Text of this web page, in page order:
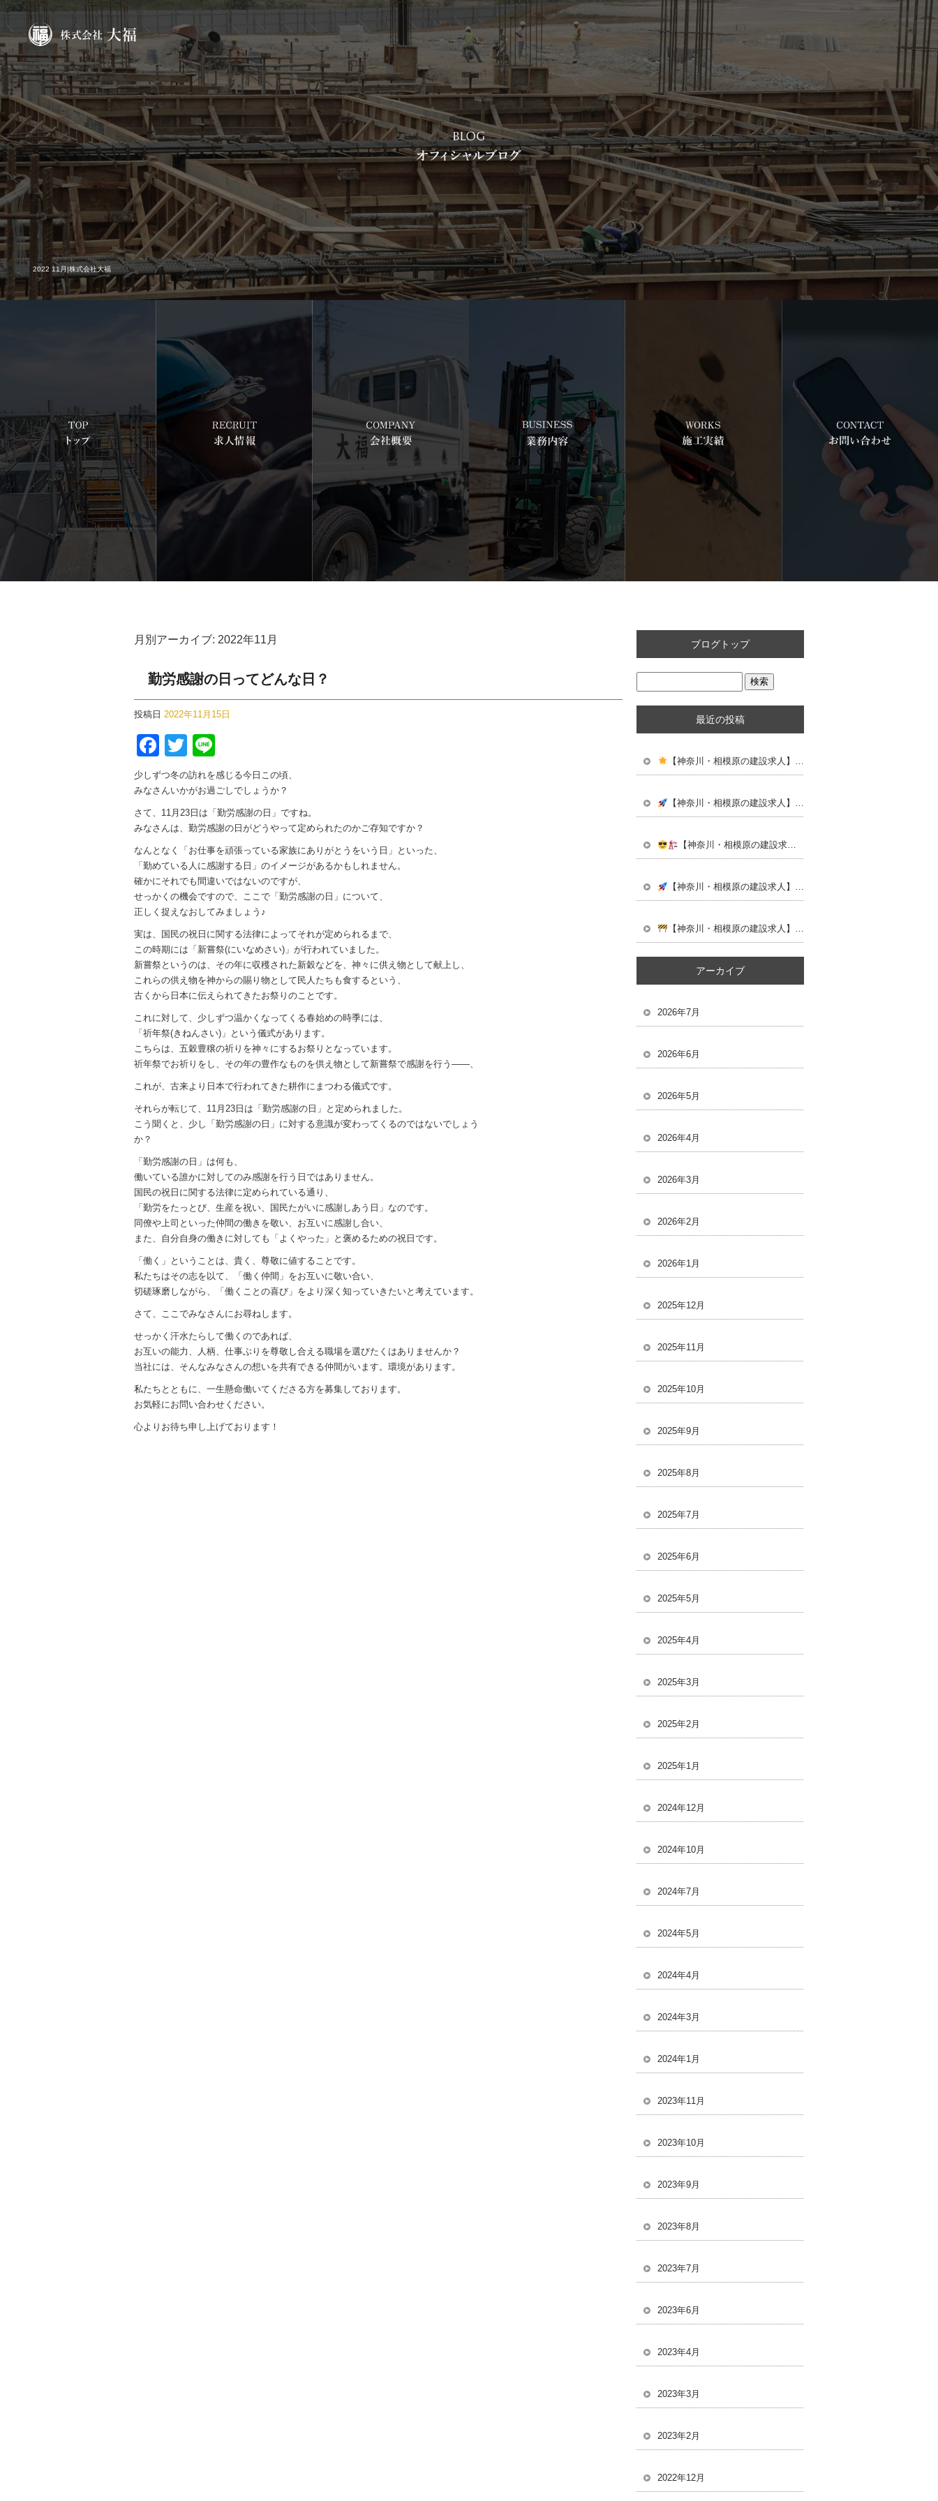
2022 11月|株式会社大福
月別アーカイブ: 2022年11月
勤労感謝の日ってどんな日？
投稿日 2022年11月15日
F
a
c
e
b
o
o
k
T
wi
tt
er
n
e
少しずつ冬の訪れを感じる今日この頃、
みなさんいかがお過ごしでしょうか？
さて、11月23日は「勤労感謝の日」ですね。
みなさんは、勤労感謝の日がどうやって定められたのかご存知ですか？
なんとなく「お仕事を頑張っている家族にありがとうをいう日」といった、
「勤めている人に感謝する日」のイメージがあるかもしれません。
確かにそれでも間違いではないのですが、
せっかくの機会ですので、ここで「勤労感謝の日」について、
正しく捉えなおしてみましょう♪
実は、国民の祝日に関する法律によってそれが定められるまで、
この時期には「新嘗祭(にいなめさい)」が行われていました。
新嘗祭というのは、その年に収穫された新穀などを、神々に供え物として献上し、
これらの供え物を神からの賜り物として民人たちも食するという、
古くから日本に伝えられてきたお祭りのことです。
これに対して、少しずつ温かくなってくる春始めの時季には、
「祈年祭(きねんさい)」という儀式があります。
こちらは、五穀豊穣の祈りを神々にするお祭りとなっています。
祈年祭でお祈りをし、その年の豊作なものを供え物として新嘗祭で感謝を行う――、
これが、古来より日本で行われてきた耕作にまつわる儀式です。
それらが転じて、11月23日は「勤労感謝の日」と定められました。
こう聞くと、少し「勤労感謝の日」に対する意識が変わってくるのではないでしょう
か？
「勤労感謝の日」は何も、
働いている誰かに対してのみ感謝を行う日ではありません。
国民の祝日に関する法律に定められている通り、
「勤労をたっとび、生産を祝い、国民たがいに感謝しあう日」なのです。
同僚や上司といった仲間の働きを敬い、お互いに感謝し合い、
また、自分自身の働きに対しても「よくやった」と褒めるための祝日です。
「働く」ということは、貴く、尊敬に値することです。
私たちはその志を以て、「働く仲間」をお互いに敬い合い、
切磋琢磨しながら、「働くことの喜び」をより深く知っていきたいと考えています。
さて、ここでみなさんにお尋ねします。
せっかく汗水たらして働くのであれば、
お互いの能力、人柄、仕事ぶりを尊敬し合える職場を選びたくはありませんか？
当社には、そんなみなさんの想いを共有できる仲間がいます。環境があります。
私たちとともに、一生懸命働いてくださる方を募集しております。
お気軽にお問い合わせください。
心よりお待ち申し上げております！
ブログトップ
最近の投稿
【神奈川・相模原の建設求人】仕事は”楽しい”が一番！未経験から始める建設の仕事
【神奈川・相模原の建設求人】20代・30代で差がつく！未経験から”本気で成長できる仕事”始めませんか？
【神奈川・相模原の建設求人】学校じゃ教えてくれない。“本物の技術”を身につけるなら今だ
【神奈川・相模原の建設求人】同世代と差がつく仕事。若いうちに“武器”を手に入れろ
【神奈川・相模原の建設求人】“仕事できる男”ってカッコいい。未経験から本気で成長しよう
アーカイブ
2026年7月
2026年6月
2026年5月
2026年4月
2026年3月
2026年2月
2026年1月
2025年12月
2025年11月
2025年10月
2025年9月
2025年8月
2025年7月
2025年6月
2025年5月
2025年4月
2025年3月
2025年2月
2025年1月
2024年12月
2024年10月
2024年7月
2024年5月
2024年4月
2024年3月
2024年1月
2023年11月
2023年10月
2023年9月
2023年8月
2023年7月
2023年6月
2023年4月
2023年3月
2023年2月
2022年12月